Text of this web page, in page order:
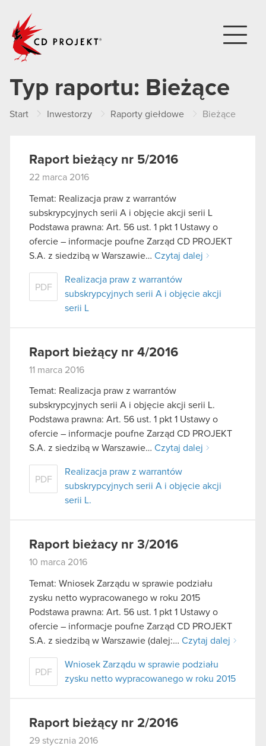
Typ raportu: Bieżące
Start Inwestorzy Raporty giełdowe Bieżące
Raport bieżący nr 5/2016
22 marca 2016
Temat: Realizacja praw z warrantów
subskrypcyjnych serii A i objęcie akcji serii L
Podstawa prawna: Art. 56 ust. 1 pkt 1 Ustawy o
ofercie – informacje poufne Zarząd CD PROJEKT
S.A. z siedzibą w Warszawie… Czytaj dalej
PDF
Realizacja praw z warrantów
subskrypcyjnych serii A i objęcie akcji
serii L
Raport bieżący nr 4/2016
11 marca 2016
Temat: Realizacja praw z warrantów
subskrypcyjnych serii A i objęcie akcji serii L.
Podstawa prawna: Art. 56 ust. 1 pkt 1 Ustawy o
ofercie – informacje poufne Zarząd CD PROJEKT
S.A. z siedzibą w Warszawie… Czytaj dalej
PDF
Realizacja praw z warrantów
subskrypcyjnych serii A i objęcie akcji
serii L.
Raport bieżacy nr 3/2016
10 marca 2016
Temat: Wniosek Zarządu w sprawie podziału
zysku netto wypracowanego w roku 2015
Podstawa prawna: Art. 56 ust. 1 pkt 1 Ustawy o
ofercie – informacje poufne Zarząd CD PROJEKT
S.A. z siedzibą w Warszawie (dalej:… Czytaj dalej
PDF
Wniosek Zarządu w sprawie podziału
zysku netto wypracowanego w roku 2015
Raport bieżący nr 2/2016
29 stycznia 2016